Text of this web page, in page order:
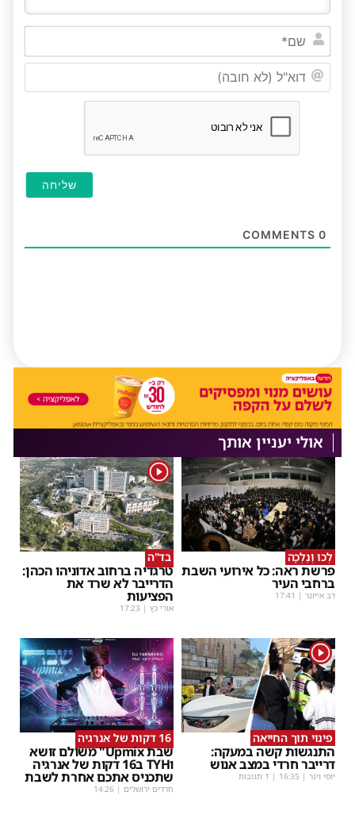
0
אולי יעניין אותך
לְכוּ וְנֵלְכָה
פרשת ראה: כל אירועי השבת
ברחבי העיר
דב אייזנר |
17:41
1
בד"ה
טרגדיה ברחוב אדוניהו הכהן:
הדרייבר לא שרד את
הפציעות
אורי כץ |
17:23
1
פינוי תוך החייאה
התנגשות קשה במעקה:
דרייבר חרדי במצב אנוש
יוסי וינר |
16:35 | 1 תגובות
16 דקות של אנרגיה
שבת Upmix" משולם זושא
וTYH ב16 דקות של אנרגיה
שתכניס אתכם אחרת לשבת
חרדים ירושלים |
14:26